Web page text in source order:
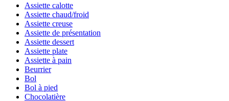
Assiette calotte
Assiette chaud/froid
Assiette creuse
Assiette de présentation
Assiette dessert
Assiette plate
Assiette à pain
Beurrier
Bol
Bol à pied
Chocolatière